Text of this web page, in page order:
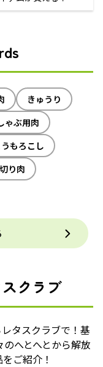
きゅうり
ゃぶ用肉
うもろこし
り肉
クラブ
タスクラブで！基
へとへとから解放
ご紹介！